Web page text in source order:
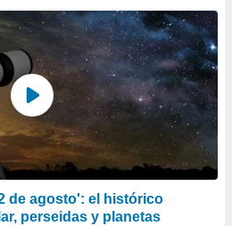
de agosto': el histórico
perseidas y planetas